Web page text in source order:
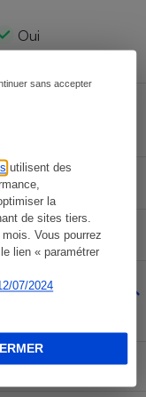
utilisent des
la
de sites tiers.
Vous pourrez
lien « paramétrer
07/2024
sans accepter
Oui
Oui
Non